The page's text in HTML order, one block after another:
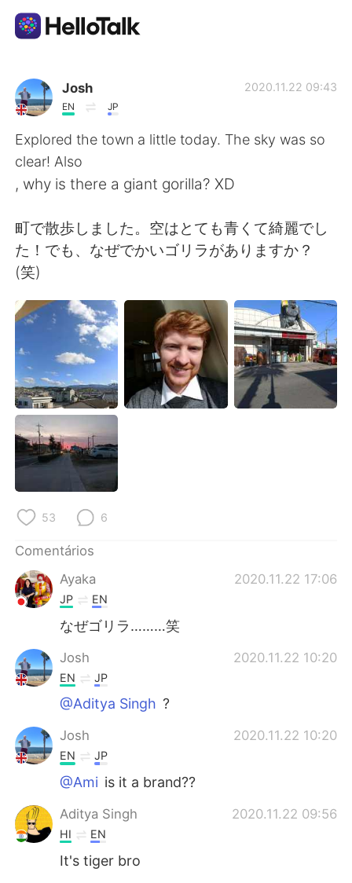
Aplicativo de troca de idioma
AI Grammar Checker
Português
English 简体中文
繁體中文
العربية Français
Deutsch 日本語
한국어 Русский
ไทย
Tiếng Việt
Josh
EN JP
2020.11.22 09:43
Explored the town a little today. The sky was so
clear! Also
, why is there a giant gorilla? XD
町で散歩しました。空はとても青くて綺麗でし
た！でも、なぜでかいゴリラがありますか？
(笑)
53 6
Comentários
Ayaka
2020.11.22 17:06
JP EN
なぜゴリラ………笑
Josh 2020.11.22 10:20
EN JP
@Aditya Singh ?
Josh 2020.11.22 10:20
EN JP
@Ami is it a brand??
Aditya Singh 2020.11.22 09:56
HI EN
It's tiger bro